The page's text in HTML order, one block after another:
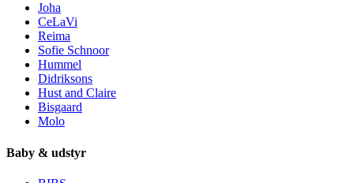
Joha
CeLaVi
Reima
Sofie Schnoor
Hummel
Didriksons
Hust and Claire
Bisgaard
Molo
Baby & udstyr